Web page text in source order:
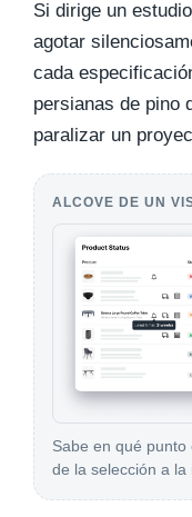
Si dirige un
agotar
cada
persianas de pino
paralizar un
ALCOVE DE UN
Sabe en qué
de la selección a la